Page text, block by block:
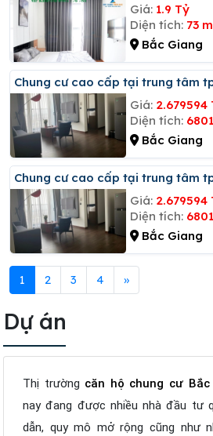
Giá: 1.9 Tỷ
Diện tích: 73
Bắc Giang
Chung cư cao cấp tại trung tâm
Giá: 2.679594
Diện tích:
Bắc Giang
Chung cư cao cấp tại trung tâm
Giá: 2.679594
Diện tích:
Bắc Giang
1 2 3 4 »
Dự án
Thị trường căn hộ chung cư Bắc
nay đang được nhiều nhà đầu tư
dẫn, quy mô mở rộng cũng như